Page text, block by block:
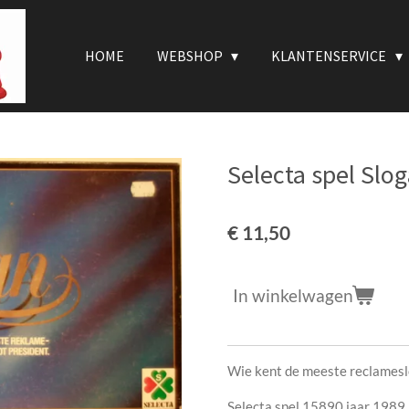
HOME WEBSHOP KLANTENSERVICE
Selecta spel
€ 11,50
In winkelwagen
Wie kent de meeste